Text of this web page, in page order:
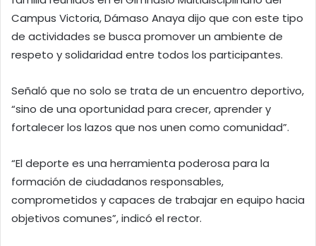
Campus Victoria, Dámaso Anaya dijo que con este tipo
de actividades se busca promover un ambiente de
respeto y solidaridad entre todos los participantes.
Señaló que no solo se trata de un encuentro deportivo,
“sino de una oportunidad para crecer, aprender y
fortalecer los lazos que nos unen como comunidad”.
“El deporte es una herramienta poderosa para la
formación de ciudadanos responsables,
comprometidos y capaces de trabajar en equipo hacia
objetivos comunes”, indicó el rector.